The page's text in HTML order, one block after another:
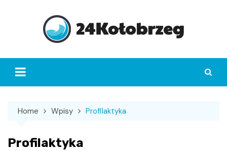
Home Wpisy Profilaktyka
Profilaktyka